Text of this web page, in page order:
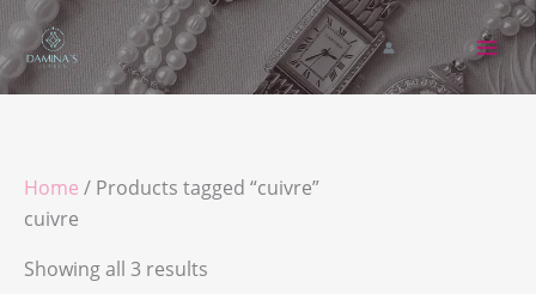
Skip
to
content
Home / Products tagged “cuivre”
cuivre
Showing all 3 results